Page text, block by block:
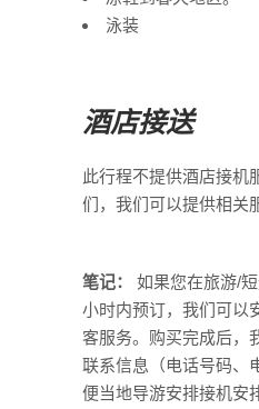
泳装
酒店接送
此行程不提供酒店接机
们，我们可以提供相关
笔记：
如果您在旅游/
小时内预订，我们可以
客服务。购买完成后，
联系信息（电话号码、
便当地导游安排接机安